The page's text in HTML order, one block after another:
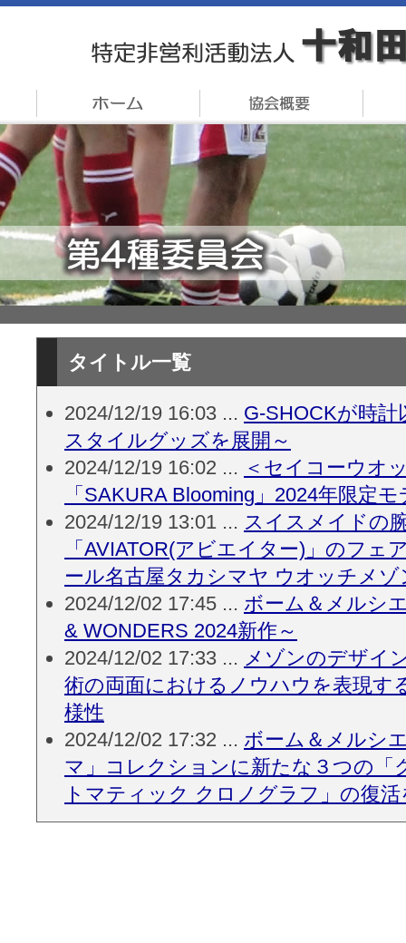
タイトル一覧
2024/12/19 16:03 ... G-SHOCKが時
スタイルグッズを展開～
2024/12/19 16:02 ... ＜セイコーウオ
「SAKURA Blooming」2024年限定
2024/12/19 13:01 ... スイスメイドの
「AVIATOR(アビエイター)」のフェ
ール名古屋タカシマヤ ウオッチメゾ
2024/12/02 17:45 ... ボーム＆メルシ
& WONDERS 2024新作～
2024/12/02 17:33 ... メゾンのデザイ
術の両面におけるノウハウを表現す
様性
2024/12/02 17:32 ... ボーム＆メルシ
マ」コレクションに新たな３つの「
トマティック クロノグラフ」の復活